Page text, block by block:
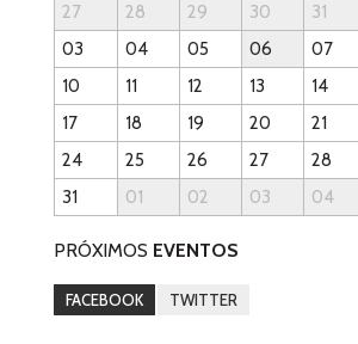
27
28 29 30 31
03
04 05 06 07
10
11 12 13 14
17
18 19 20 21
24
25 26 27 28
31
01 02 03 04
PRÓXIMOS EVENTOS
FACEBOOK TWITTER